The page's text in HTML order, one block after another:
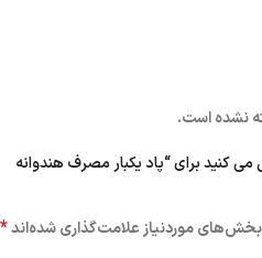
نشده است.
کنید برای “پاد یکبار مصرف هندوانه
بخش‌های موردنیاز علامت‌گذاری شده‌اند*